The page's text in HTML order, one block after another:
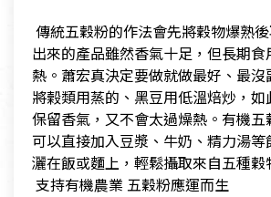
傳統五穀粉的作法會先將穀物爆熟
出來的產品雖然香氣十足，但長期
熱。蕭宏真決定要做就做最好、最
將榖類用蒸的、黑豆用低溫焙炒，
保留香氣，又不會太過燥熱。有機五
可以直接加入豆漿、牛奶、精力湯
灑在飯或麵上，輕鬆攝取來自五種穀
​ 支持有機農業 五穀粉應運而生